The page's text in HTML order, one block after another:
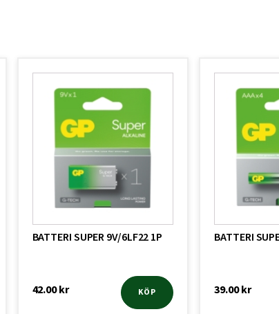
BATTERI SUPER 9V/6LF22 1P
42.00kr KÖP
BATTERI
39.00kr